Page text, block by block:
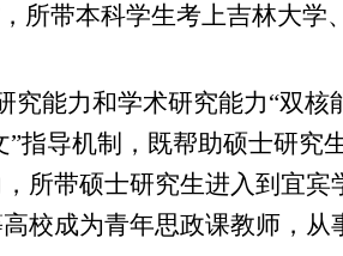
所带本科学生考上吉林大学
能力和学术研究能力“双核
指导机制，既帮助硕士研究
所带硕士研究生进入到宜宾
校成为青年思政课教师，从